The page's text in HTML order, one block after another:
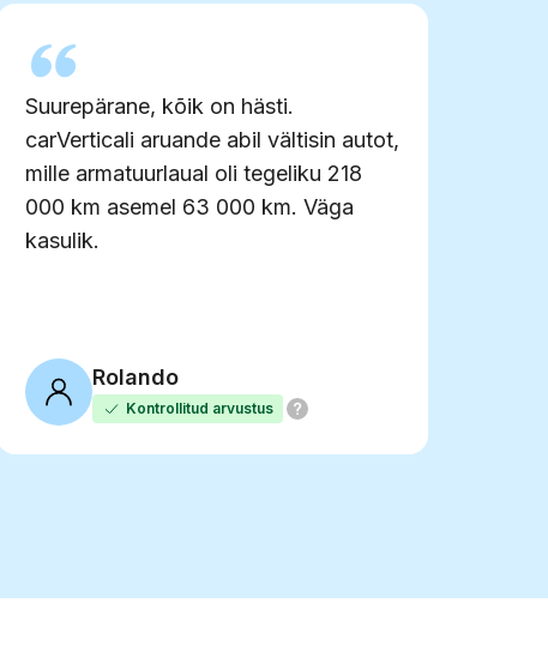
Suurepärane, kõik on hästi.
carVerticali aruande abil vältisin autot,
mille armatuurlaual oli tegeliku 218
000 km asemel 63 000 km. Väga
kasulik.
Rolando
Kontrollitud arvustus